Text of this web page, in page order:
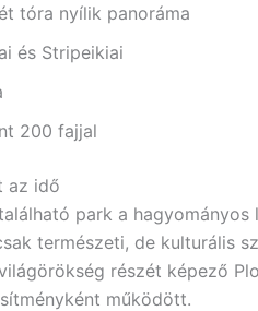
tóra nyílik panoráma
és Stripeikiai
200 fajjal
az idő
park a hagyományos
természeti, de kulturális
részét képező
működött.